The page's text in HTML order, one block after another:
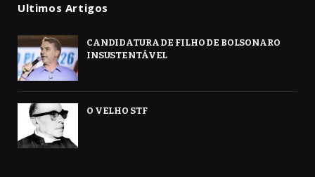
Ultimos Artigos
CANDIDATURA DE FILHO DE BOLSONARO
INSUSTENTÁVEL
O VELHO STF